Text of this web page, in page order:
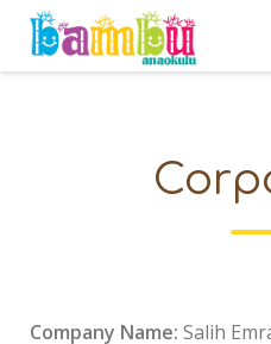
Skip
content
Company Name: Salih